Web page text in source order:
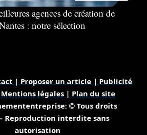
agences de création de
: notre sélection
| Proposer un article | Publicité
légales | Plan du site
© Tous droits
Reproduction interdite sans
autorisation